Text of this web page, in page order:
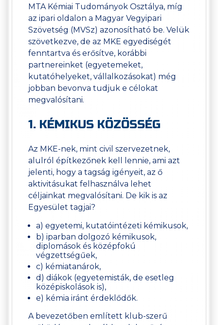
MTA Kémiai Tudományok Osztálya, míg
az ipari oldalon a Magyar Vegyipari
Szövetség (MVSz) azonosítható be. Velük
szövetkezve, de az MKE egyediségét
fenntartva és erősítve, korábbi
partnereinket (egyetemeket,
kutatóhelyeket, vállalkozásokat) még
jobban bevonva tudjuk e célokat
megvalósítani.
1. KÉMIKUS KÖZÖSSÉG
Az MKE-nek, mint civil szervezetnek,
alulról építkezőnek kell lennie, ami azt
jelenti, hogy a tagság igényeit, az ő
aktivitásukat felhasználva lehet
céljainkat megvalósítani. De kik is az
Egyesület tagjai?
a) egyetemi, kutatóintézeti kémikusok,
b) iparban dolgozó kémikusok,
diplomások és középfokú
végzettségűek,
c) kémiatanárok,
d) diákok (egyetemisták, de esetleg
középiskolások is),
e) kémia iránt érdeklődők.
A bevezetőben említett klub-szerű